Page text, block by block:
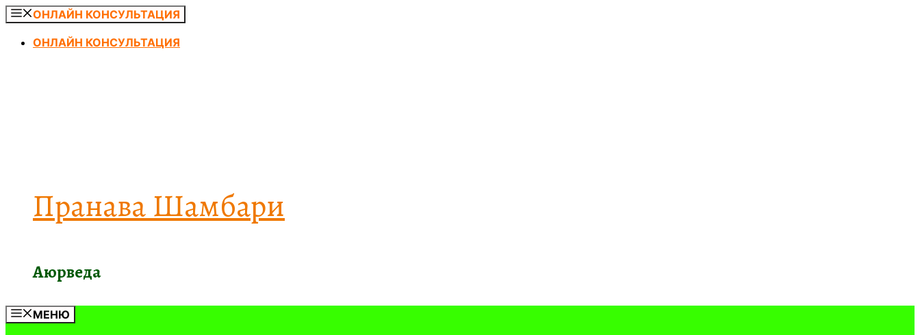
Перейти
содержимому
ОНЛАЙН КОНСУЛЬТАЦИЯ
ОНЛАЙН КОНСУЛЬТАЦИЯ
Пранава Шамбари
Аюрведа
МЕНЮ